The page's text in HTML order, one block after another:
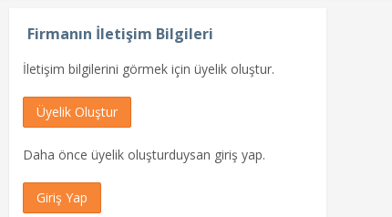
Firmanın İletişim Bilgileri
İletişim bilgilerini görmek için üyelik oluştur.
Üyelik Oluştur
Daha önce üyelik oluşturduysan giriş yap.
Giriş Yap